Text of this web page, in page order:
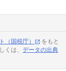
（国税庁）
をもと
くは、 データの出典